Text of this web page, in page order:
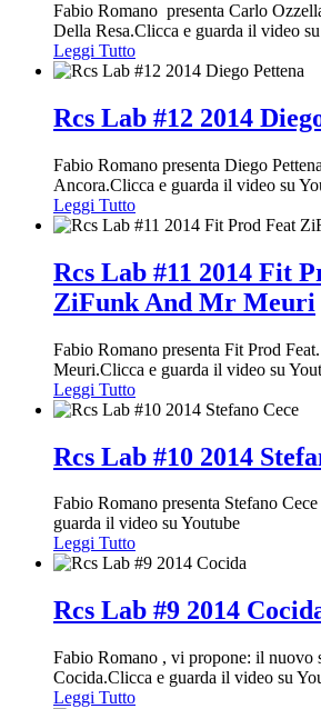
Fabio Romano presenta Carlo
Della Resa.Clicca e guarda il video
Leggi Tutto
Rcs Lab #12 2014
Fabio Romano presenta Diego
Ancora.Clicca e guarda il video su
Leggi Tutto
Rcs Lab #11 2014 Fit
ZiFunk And Mr Meuri
Fabio Romano presenta Fit Prod
Meuri.Clicca e guarda il video su
Leggi Tutto
Rcs Lab #10 2014
Fabio Romano presenta Stefano
guarda il video su Youtube
Leggi Tutto
Rcs Lab #9 2014
Fabio Romano , vi propone: il nuovo
Cocida.Clicca e guarda il video su
Leggi Tutto